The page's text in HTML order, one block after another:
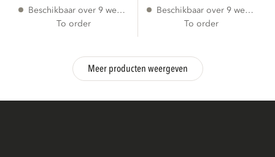
Beschikbaar over 9 weken
To order
Beschikbaar over 9 weken
To order
Meer producten weergeven